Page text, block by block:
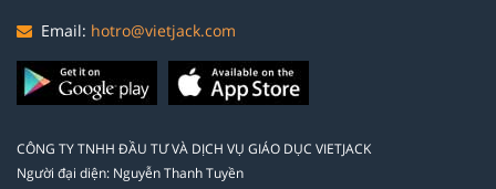
Email: hotro@vietjack.com
CÔNG TY TNHH ĐẦU TƯ VÀ DỊCH VỤ GIÁO DỤC VIETJACK
Người đại diện: Nguyễn Thanh Tuyền